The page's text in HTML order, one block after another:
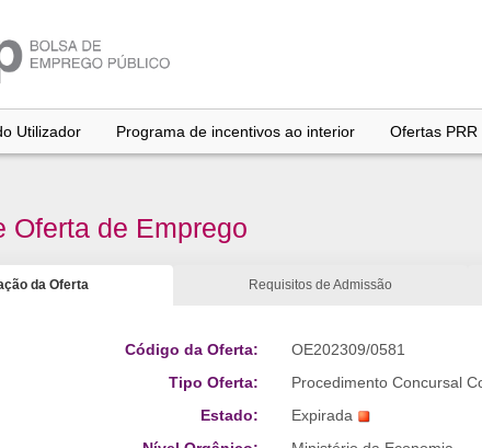
Utilizador Programa de incentivos ao interior Ofertas PRR
Oferta de Emprego
da Oferta Requisitos de Admissão
Código da Oferta:
OE202309/0581
Tipo Oferta:
Procedimento Concursal
Estado:
Expirada